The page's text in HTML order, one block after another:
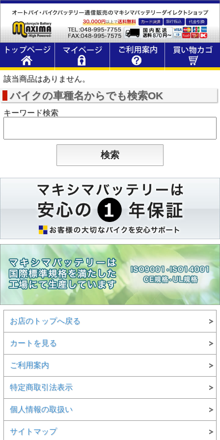
該当商品はありません。
バイクの車種名からでも検索OK
キーワード検索
お店のトップへ戻る
カートを見る
ご利用案内
特定商取引法表示
個人情報の取扱い
サイトマップ